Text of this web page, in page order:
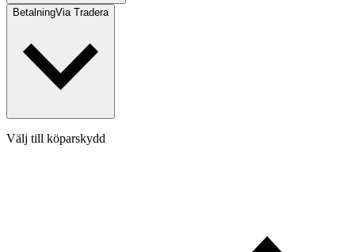
BetalningVia Tradera
Välj till köparskydd